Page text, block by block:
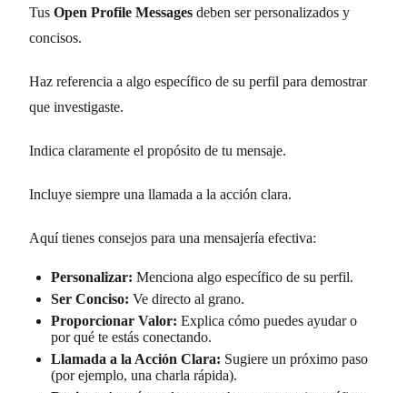
Tus Open Profile Messages deben ser personalizados y
concisos.
Haz referencia a algo específico de su perfil para demostrar
que investigaste.
Indica claramente el propósito de tu mensaje.
Incluye siempre una llamada a la acción clara.
Aquí tienes consejos para una mensajería efectiva:
Personalizar: Menciona algo específico de su perfil.
Ser Conciso: Ve directo al grano.
Proporcionar Valor: Explica cómo puedes ayudar o
por qué te estás conectando.
Llamada a la Acción Clara: Sugiere un próximo paso
(por ejemplo, una charla rápida).